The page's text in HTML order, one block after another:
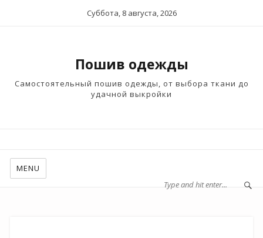
Суббота, 8 августа, 2026
Пошив одежды
Самостоятельный пошив одежды, от выбора ткани до
удачной выкройки
MENU